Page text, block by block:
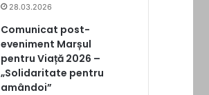
28.03.2026
Comunicat post-
eveniment Marșul
pentru Viață 2026 –
„Solidaritate pentru
amândoi”